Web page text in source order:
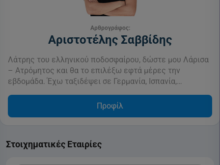
Αρθρογράφος:
Αριστοτέλης Σαββίδης
Λάτρης του ελληνικού ποδοσφαίρου, δώστε μου Λάρισα
– Ατρόμητος και θα το επιλέξω εφτά μέρες την
εβδομάδα. Έχω ταξιδέψει σε Γερμανία, Ισπανία,…
Προφίλ
Στοιχηματικές Εταιρίες